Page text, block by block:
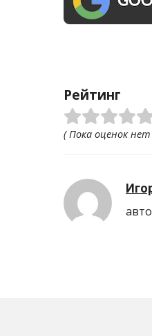
Рейтинг
( Пока оценок нет